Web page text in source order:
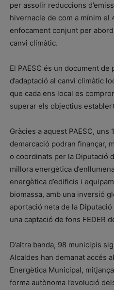
per assolir reduccions
hivernacle de com a mínim el
enfocament conjunt per
canvi climàtic.
El PAESC és un document
d’adaptació al canvi climàtic
que cada ens local es
superar els objectius
Gràcies a aquest PAESC, uns
demarcació podran finançar,
o coordinats per la Diputació
millora energètica
energètica d’edificis i
biomassa, amb una inversió
aportació neta de la
una captació de fons FEDER
D’altra banda, 98 municipis
Alcaldes han demanat accés
Energètica Municipal,
forma autònoma l’evolució